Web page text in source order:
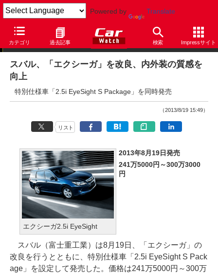
Powered by Translate
カテゴリ 過去記事 検索 Impressサイト
ニュース
スバル、「エクシーガ」を改良、内外装の質感を
向上
特別仕様車「2.5i EyeSight S Package」を同時発売
（2013/8/19 15:49）
リスト
エクシーガ2.5i EyeSight
2013年8月19日発売
241万5000円～300万3000
円
スバル（富士重工業）は8月19日、「エクシーガ」の
改良を行うとともに、特別仕様車「2.5i EyeSight S Pack
age」を設定して発売した。価格は241万5000円～300万